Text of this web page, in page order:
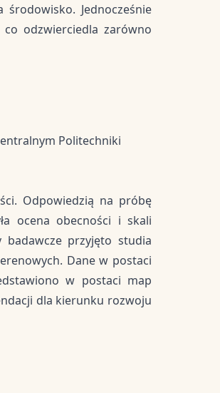
Jednocześnie
odzwierciedla zarówno
Politechniki
Odpowiedzią na próbę
ocena obecności i skali
przyjęto studia
Dane w postaci
w postaci map
dla kierunku rozwoju